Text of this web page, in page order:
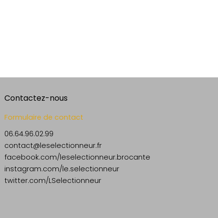
Contactez-nous
Formulaire de contact
06.64.96.02.99
contact@leselectionneur.fr
facebook.com/leselectionneur.brocante
instagram.com/le.selectionneur
twitter.com/LSelectionneur